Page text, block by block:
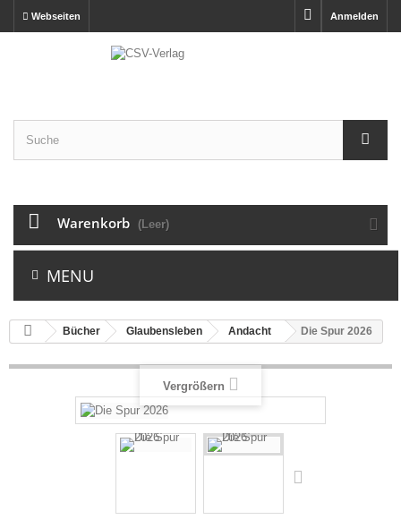
Anmelden
Webseiten
Warenkorb (Leer)
MENU
Bücher Glaubensleben Andacht Die Spur 2026
Vergrößern